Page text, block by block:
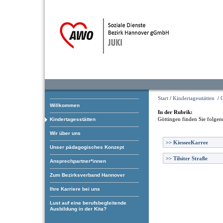
Willkommen
Kindertagesstätten
Wir über uns
Unser pädagogisches Konzept
Ansprechpartner*innen
Zum Bezirksverband Hannover
Ihre Karriere bei uns
Lust auf eine berufsbegleitende
Ausbildung in der Kita?
Start / Kindertagesstätten /
In der Rubrik:
Göttingen finden Sie
>> KiesseeKarree
>> Tilsiter Straße